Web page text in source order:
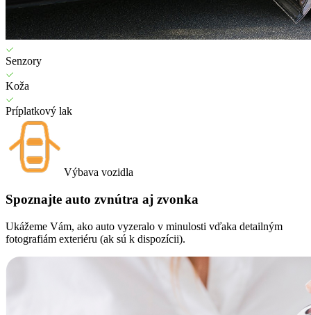
Senzory
Koža
Príplatkový lak
Výbava vozidla
Spoznajte auto zvnútra aj zvonka
Ukážeme Vám, ako auto vyzeralo v minulosti vďaka detailným
fotografiám exteriéru (ak sú k dispozícii).